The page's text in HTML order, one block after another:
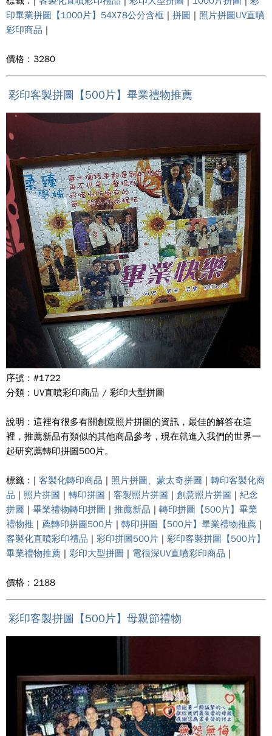
印畢業拼圖【1000片】54X78公分含框
拼圖
照片拼圖UV直噴
彩印商品
價格 : 3280
彩印客製拼圖【500片】畢業禮物推薦
序號 : #1722
分類 : UV直噴彩印商品 / 彩印大型拼圖
說明 : 這裡有很多有關創意照片拼圖的資訊，最佳的解答在這
裡，推薦新品有類似的其他商品參考，現在就進入我們的世界一
起研究薦轉印拼圖500片。
標籤 : | 客製化轉印商品 | 照片拼圖、蒙太奇拼圖 | 轉印客製化商
品 | 照片拼圖 | 轉印拼圖 | 客製照片拼圖 | 創意照片拼圖 | 紀念
拼圖 | 畢業禮物轉印拼圖 | 推薦新品 | 轉印拼圖【500片】畢業
禮物推 | 薦轉印拼圖500片 | 轉印拼圖【500片】畢業禮物推薦 |
客製化直噴彩印禮品 | 彩印拼圖500片 | 彩印客製拼圖【500片】
畢業禮物推薦 | 彩印大型拼圖 | 電很深UV直噴彩印商品 |
價格 : 2188
彩印客製拼圖【500片】母親節禮物